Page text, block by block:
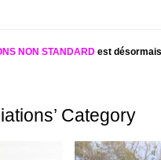
NON STANDARDest
Category